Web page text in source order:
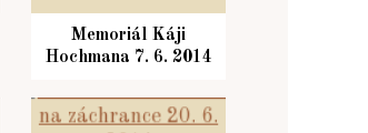
Memoriál Káji
Hochmana 7. 6. 2014